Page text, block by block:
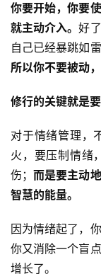
你要开始，你要
就主动介入。好
自己已经暴跳如
所以你不要被动，
修行的关键就是要
对于情绪管理，
火，要压制情绪
伤；而是要主动
智慧的能量。
因为情绪起了，
你又消除一个盲
增长了。